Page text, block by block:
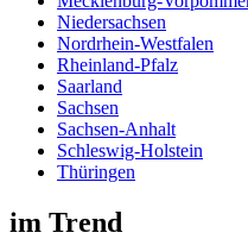
Niedersachsen
Nordrhein-Westfalen
Rheinland-Pfalz
Saarland
Sachsen
Sachsen-Anhalt
Schleswig-Holstein
Thüringen
im Trend